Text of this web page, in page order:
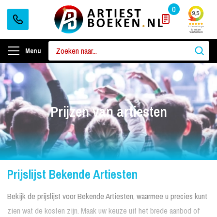
0
Menu
Prijzen van artiesten
Prijslijst Bekende Artiesten
Bekijk de prijslijst voor Bekende Artiesten, waarmee u precies kunt
zien wat de kosten zijn. Maak uw keuze uit het brede aanbod of